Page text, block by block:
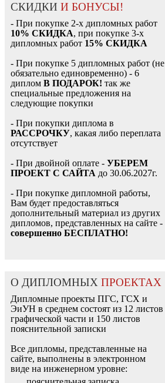
СКИДКИ И БОНУСЫ!
- При покупке 2-х дипломных работ
10% СКИДКА, при покупке 3-х
дипломных работ 15% СКИДКА
- При покупке 5 дипломных работ (не
обязательно единовременно) - 6
диплом В ПОДАРОК! так же
специальные предложения на
следующие покупки
- При покупки диплома в
РАССРОЧКУ, какая либо переплата
отсутствует
- При двойной оплате - УБЕРЕМ
ПРОЕКТ С САЙТА до 30.06.2027г.
- При покупке дипломной работы,
Вам будет предоставляться
дополнительный материал из других
дипломов, представленных на сайте -
совершенно БЕСПЛАТНО!
О ДИПЛОМНЫХ ПРОЕКТАХ
Дипломные проекты ПГС, ГСХ и
ЭиУН в среднем состоят из 12 листов
графической части и 150 листов
пояснительной записки
Все дипломы, представленные на
сайте, выполнены в электронном
виде на инженерном уровне: